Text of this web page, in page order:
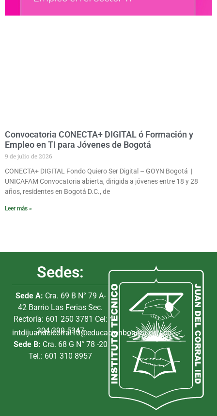
Convocatoria CONECTA+ DIGITAL ó Formación y
Empleo en TI para Jóvenes de Bogotá
9 de julio de 2026
CONECTA+ DIGITAL Fondo Quiero Ser Digital – GOYN Bogotá |
UNICAFAM Convocatoria abierta, dirigida a jóvenes entre 18 y 28
años, residentes en Bogotá D.C., de
Leer más »
Sedes:
Sede A: Cra. 69 B N° 79 A-
42 Barrio Las Ferias Sec.
Rectoría: 601 250 3781 Cel:
304 399 5347
intdijuandelcorral10@educacionbogota.edu.co
Sede B: Cra. 68 G N° 78 -20
Tel.: 601 310 8957